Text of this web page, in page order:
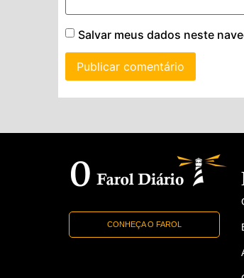
Salvar meus dados neste
CONHEÇA O FAROL